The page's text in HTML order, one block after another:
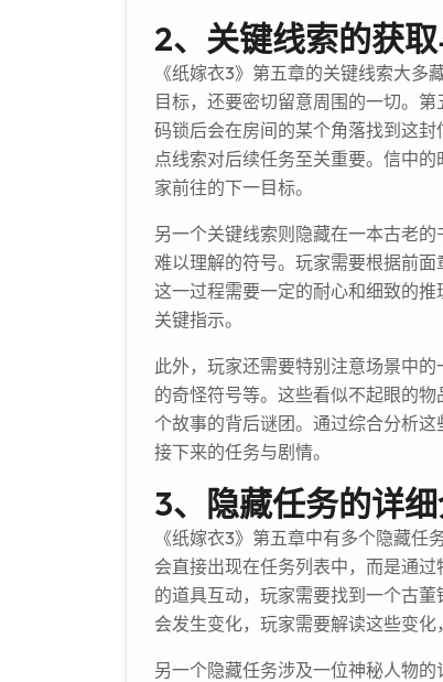
2、关键线索的获
《纸嫁衣3》第五章的关键线索大
目标，还要密切留意周围的一切。
码锁后会在房间的某个角落找到这
点线索对后续任务至关重要。信中
家前往的下一目标。
另一个关键线索则隐藏在一本古老
难以理解的符号。玩家需要根据前面
这一过程需要一定的耐心和细致的
关键指示。
此外，玩家还需要特别注意场景中
的奇怪符号等。这些看似不起眼的
个故事的背后谜团。通过综合分析
接下来的任务与剧情。
3、隐藏任务的详
《纸嫁衣3》第五章中有多个隐藏
会直接出现在任务列表中，而是通
的道具互动，玩家需要找到一个古
会发生变化，玩家需要解读这些变化
另一个隐藏任务涉及一位神秘人物